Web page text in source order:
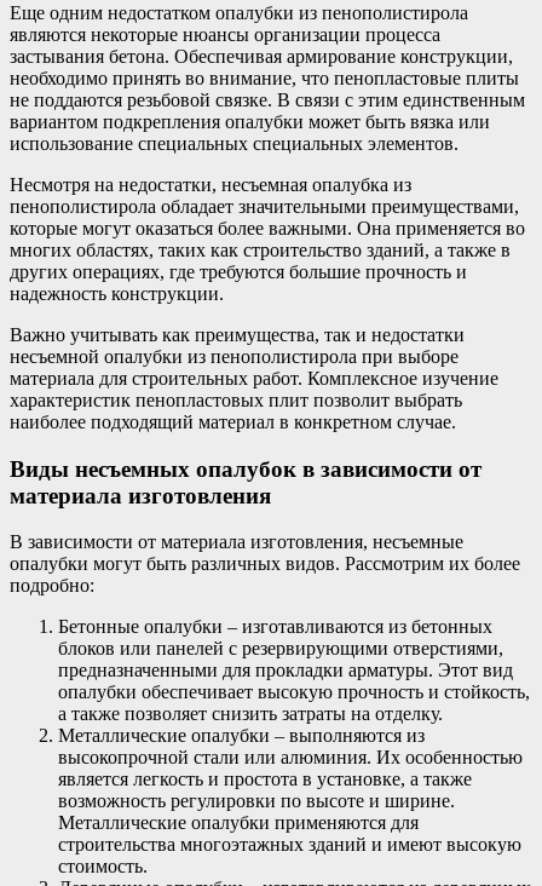
Еще одним недостатком опалубки из пенополистирола
являются некоторые нюансы организации процесса
застывания бетона. Обеспечивая армирование конструкции,
необходимо принять во внимание, что пенопластовые плиты
не поддаются резьбовой связке. В связи с этим единственным
вариантом подкрепления опалубки может быть вязка или
использование специальных специальных элементов.
Несмотря на недостатки, несъемная опалубка из
пенополистирола обладает значительными преимуществами,
которые могут оказаться более важными. Она применяется во
многих областях, таких как строительство зданий, а также в
других операциях, где требуются большие прочность и
надежность конструкции.
Важно учитывать как преимущества, так и недостатки
несъемной опалубки из пенополистирола при выборе
материала для строительных работ. Комплексное изучение
характеристик пенопластовых плит позволит выбрать
наиболее подходящий материал в конкретном случае.
Виды несъемных опалубок в зависимости от
материала изготовления
В зависимости от материала изготовления, несъемные
опалубки могут быть различных видов. Рассмотрим их более
подробно:
Бетонные опалубки – изготавливаются из бетонных
блоков или панелей с резервирующими отверстиями,
предназначенными для прокладки арматуры. Этот вид
опалубки обеспечивает высокую прочность и стойкость,
а также позволяет снизить затраты на отделку.
Металлические опалубки – выполняются из
высокопрочной стали или алюминия. Их особенностью
является легкость и простота в установке, а также
возможность регулировки по высоте и ширине.
Металлические опалубки применяются для
строительства многоэтажных зданий и имеют высокую
стоимость.